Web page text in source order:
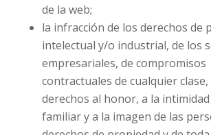
de la web;
la infracción de los derechos de
intelectual y/o industrial, de los
empresariales, de compromisos
contractuales de cualquier clase,
derechos al honor, a la
familiar y a la imagen de las